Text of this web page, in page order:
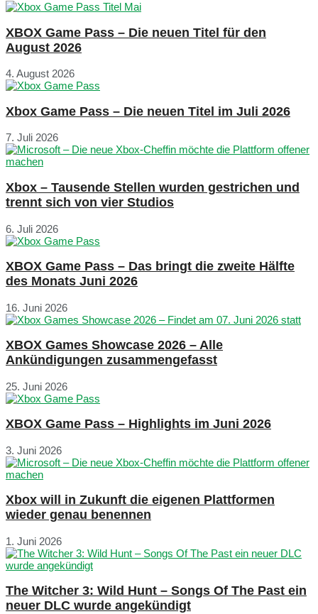
XBOX Game Pass – Die neuen Titel für den
August 2026
4. August 2026
Xbox Game Pass – Die neuen Titel im Juli 2026
7. Juli 2026
Xbox – Tausende Stellen wurden gestrichen und
trennt sich von vier Studios
6. Juli 2026
XBOX Game Pass – Das bringt die zweite Hälfte
des Monats Juni 2026
16. Juni 2026
XBOX Games Showcase 2026 – Alle
Ankündigungen zusammengefasst
25. Juni 2026
XBOX Game Pass – Highlights im Juni 2026
3. Juni 2026
Xbox will in Zukunft die eigenen Plattformen
wieder genau benennen
1. Juni 2026
The Witcher 3: Wild Hunt – Songs Of The Past ein
neuer DLC wurde angekündigt